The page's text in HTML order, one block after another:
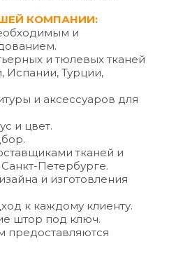
КОМПАНИИ:
и
и тюлевых тканей
Испании, Турции,
и аксессуаров для
и цвет.
тканей и
Петербурге.
и изготовления
к каждому клиенту.
штор под ключ.
предоставляются